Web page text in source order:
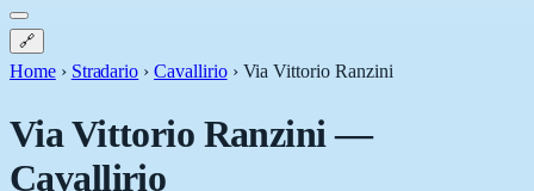
🔗
Home › Stradario › Cavallirio › Via Vittorio Ranzini
Via Vittorio Ranzini—
Cavallirio